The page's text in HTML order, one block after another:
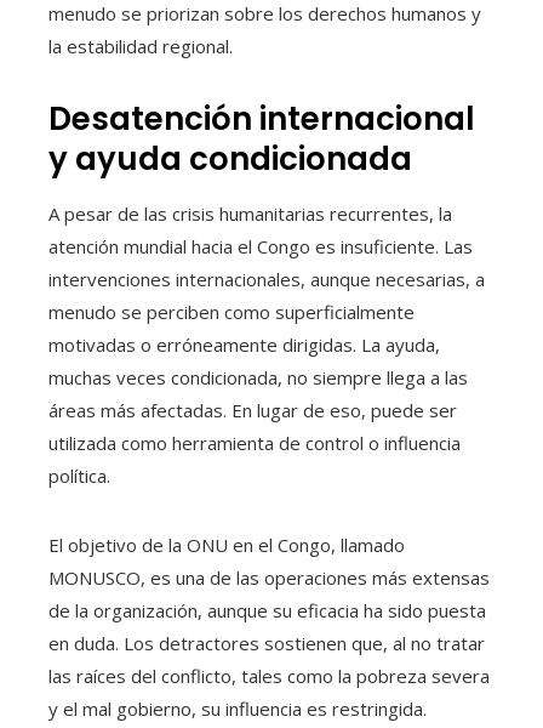
menudo se priorizan sobre los derechos humanos y
la estabilidad regional.
Desatención internacional
y ayuda condicionada
A pesar de las crisis humanitarias recurrentes, la
atención mundial hacia el Congo es insuficiente. Las
intervenciones internacionales, aunque necesarias, a
menudo se perciben como superficialmente
motivadas o erróneamente dirigidas. La ayuda,
muchas veces condicionada, no siempre llega a las
áreas más afectadas. En lugar de eso, puede ser
utilizada como herramienta de control o influencia
política.
El objetivo de la ONU en el Congo, llamado
MONUSCO, es una de las operaciones más extensas
de la organización, aunque su eficacia ha sido puesta
en duda. Los detractores sostienen que, al no tratar
las raíces del conflicto, tales como la pobreza severa
y el mal gobierno, su influencia es restringida.